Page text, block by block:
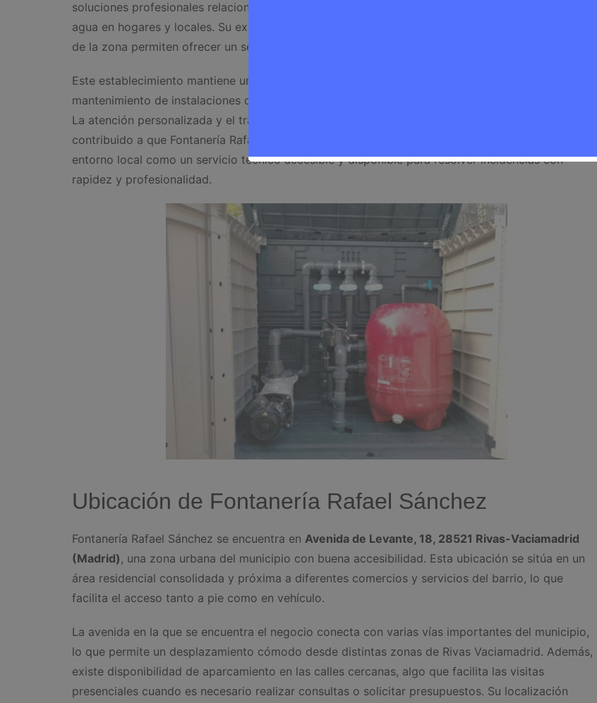
soluciones profesionales relacionadas con instalaciones, averías o mantenimiento de sistemas de
agua en hogares y locales. Su experiencia en el sector y su conocimiento del parque de viviendas
de la zona permiten ofrecer un servicio adecuado a las necesidades reales del municipio.
Este establecimiento mantiene una actividad continua centrada en la reparación y el
mantenimiento de instalaciones de fontanería, tanto en viviendas particulares como en negocios.
La atención personalizada y el trato cercano forman parte de su propuesta de valor, lo que ha
contribuido a que Fontanería Rafael Sánchez Rivas Vaciamadrid sea reconocida dentro del
entorno local como un servicio técnico accesible y disponible para resolver incidencias con
rapidez y profesionalidad.
Ubicación de Fontanería Rafael Sánchez
Fontanería Rafael Sánchez se encuentra en Avenida de Levante, 18, 28521 Rivas-Vaciamadrid
(Madrid), una zona urbana del municipio con buena accesibilidad. Esta ubicación se sitúa en un
área residencial consolidada y próxima a diferentes comercios y servicios del barrio, lo que
facilita el acceso tanto a pie como en vehículo.
La avenida en la que se encuentra el negocio conecta con varias vías importantes del municipio,
lo que permite un desplazamiento cómodo desde distintas zonas de Rivas Vaciamadrid. Además,
existe disponibilidad de aparcamiento en las calles cercanas, algo que facilita las visitas
presenciales cuando es necesario realizar consultas o solicitar presupuestos. Su localización